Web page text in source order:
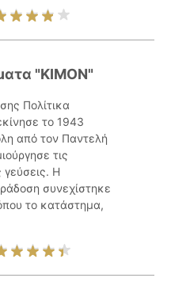
"ΚΙΜΟΝ"
Πολίτικα
το 1943
από τον Παντελή
τις
Η
συνεχίστηκε
το κατάστημα,